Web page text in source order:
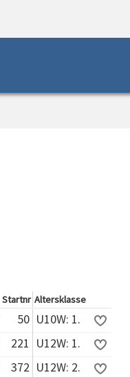
Startnr Altersklasse
50 U10W: 1.
221 U12W: 1.
372 U12W: 2.